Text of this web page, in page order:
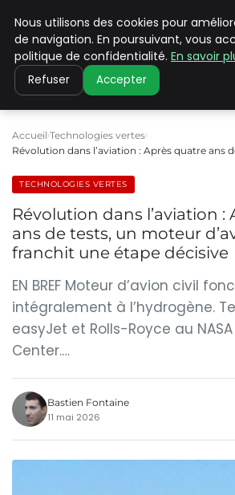
CLIMATE C
Accueil Technologies vertes
Révolution dans l’aviation : Après quatre ans
TECHNOLOGIES VERTES
Révolution dans l’aviation :
ans de tests, un moteur
franchit une étape décisive
EN BREF Moteur d’avion civil
intégralement à l’hydrogène.
easyJet et Rolls-Royce au
Center.…
Bastien Fontaine
11 mai 2026
Nous utilisons des cookies pour
de navigation. En poursuivant, vous
politique de confidentialité. En savoir
Refuser Accepter